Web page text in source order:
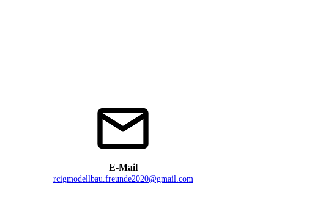
E-Mail
rcigmodellbau.freunde2020@gmail.com